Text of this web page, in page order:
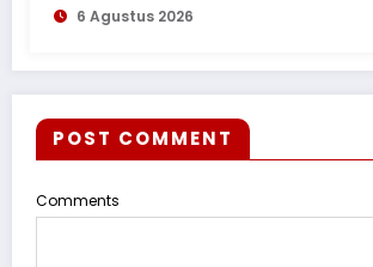
6 Agustus 2026
POST COMMENT
Comments